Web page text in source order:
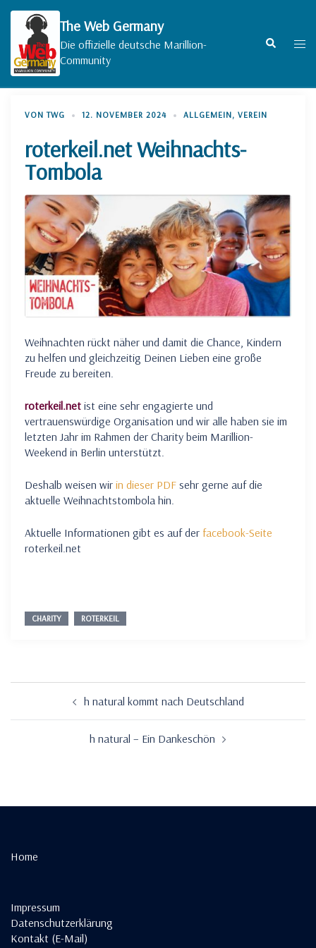
Zum
Inhalt
springen
The Web Germany
Die offizielle deutsche Marillion-
Community
Suche
VONTWG 12. NOVEMBER 2024 ALLGEMEIN, VEREIN
roterkeil.net Weihnachts-
Tombola
Weihnachten rückt näher und damit die Chance, Kindern
zu helfen und gleichzeitig Deinen Lieben eine große
Freude zu bereiten.
roterkeil.net ist eine sehr engagierte und
vertrauenswürdige Organisation und wir alle haben sie im
letzten Jahr im Rahmen der Charity beim Marillion-
Weekend in Berlin unterstützt.
Deshalb weisen wir in dieser PDF sehr gerne auf die
aktuelle Weihnachtstombola hin.
Aktuelle Informationen gibt es auf der facebook-Seite
roterkeil.net
CHARITY ROTERKEIL
Beitragsnavigation
h natural kommt nach Deutschland
h natural – Ein Dankeschön
Home
Impressum
Datenschutzerklärung
Kontakt (E-Mail)